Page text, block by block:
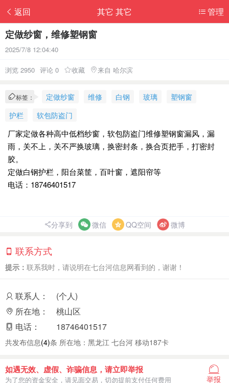
返回 管理
其它 其它
定做纱窗，维修塑钢窗
2025/7/8 12:04:40
浏览 2950 评论 0 收藏 来自 哈尔滨
标签： 定做纱窗 维修 白钢 玻璃
塑钢窗
护栏
软包防盗门
厂家定做各种高中低档纱窗，软包防盗门维修塑钢窗漏风，漏
雨，关不上，关不严换玻璃，换密封条，换合页把手，打密封
胶。
定做白钢护栏，阳台菜筐，百叶窗，遮阳帘等
电话：18746401517
分享到 微信 QQ空间 微博
联系方式
提示： 联系我时，请说明在七台河信息网看到的，谢谢！
联系人：
(个人)
所在地：
桃山区
电话：
18746401517
共发布信息(4)条 所在地：黑龙江 七台河 移动187卡
如遇无效、虚假、诈骗信息，请立即举报
为了您的资金安全，请见面交易，切勿提前支付任何费用 举报